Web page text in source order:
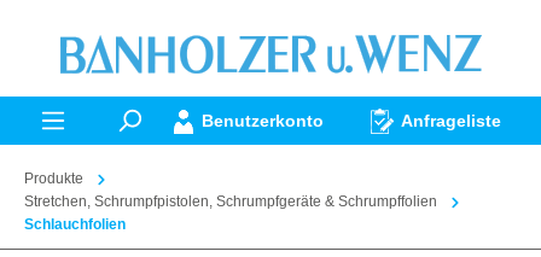
springen
Benutzerkonto Anfrageliste
Produkte
Stretchen, Schrumpfpistolen, Schrumpfgeräte & Schrumpffolien
Schlauchfolien